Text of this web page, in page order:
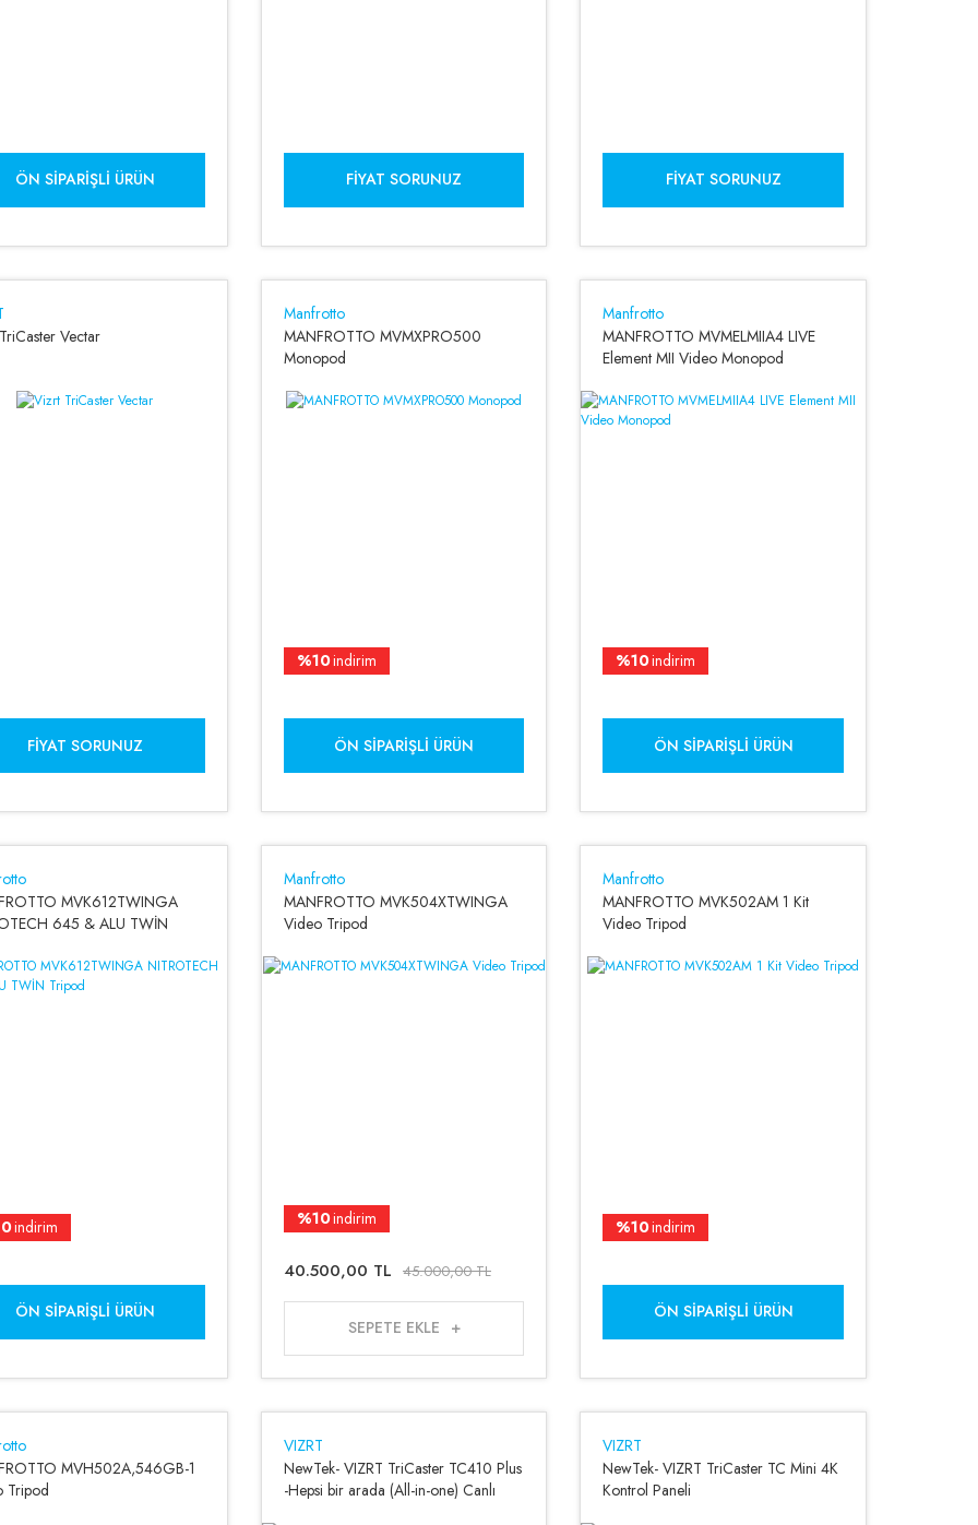
ÖN SIPARIŞLI ÜRÜN FIYAT SORUNUZ FIYAT SORUNUZ
Vectar
FIYAT SORUNUZ
Manfrotto
MANFROTTO MVMXPRO500
Monopod
%10indirim
ÖN SIPARIŞLI ÜRÜN
Manfrotto
MANFROTTO MVMELMIIA4 LIVE
Element MII Video Monopod
%10indirim
ÖN SIPARIŞLI ÜRÜN
MVK612TWINGA
645 & ALU TWİN
indirim
ÖN SIPARIŞLI ÜRÜN
Manfrotto
MANFROTTO MVK504XTWINGA
Video Tripod
%10indirim
40.500,00 TL 45.000,00 TL
SEPETE EKLE
Manfrotto
MANFROTTO MVK502AM 1 Kit
Video Tripod
%10indirim
ÖN SIPARIŞLI ÜRÜN
MVH502A,546GB-1
Tripod
VIZRT
NewTek- VIZRT TriCaster TC410 Plus
-Hepsi bir arada (All-in-one) Canlı
VIZRT
NewTek- VIZRT TriCaster TC Mini 4K
Kontrol Paneli